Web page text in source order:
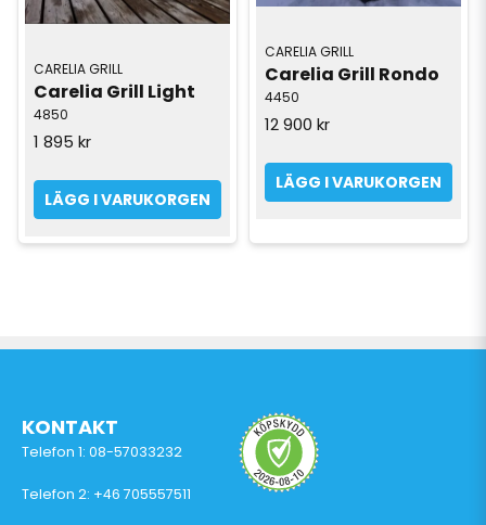
CARELIA GRILL
Carelia Grill Light
4850
1 895 kr
LÄGG I VARUKORGEN
CARELIA GRILL
Carelia Grill Rondo
4450
12 900 kr
LÄGG I VARUKORGEN
KONTAKT
Telefon 1: 08-57033232
Telefon 2: +46 705557511